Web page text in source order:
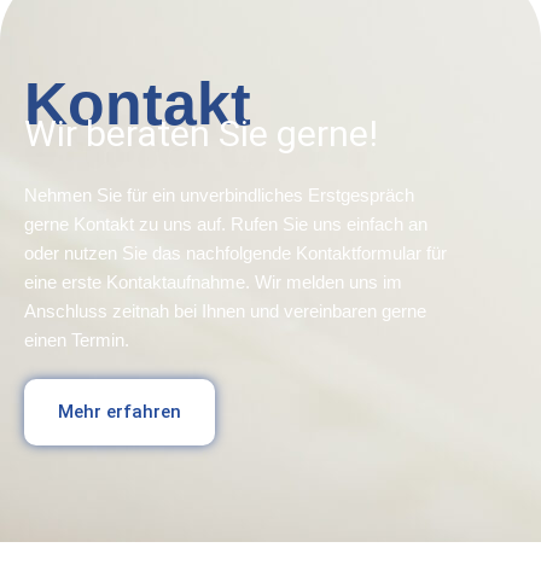
Kontakt
Wir beraten Sie gerne!
Nehmen Sie für ein unverbindliches Erstgespräch
gerne Kontakt zu uns auf. Rufen Sie uns einfach an
oder nutzen Sie das nachfolgende Kontaktformular für
eine erste Kontaktaufnahme. Wir melden uns im
Anschluss zeitnah bei Ihnen und vereinbaren gerne
einen Termin.
Mehr erfahren